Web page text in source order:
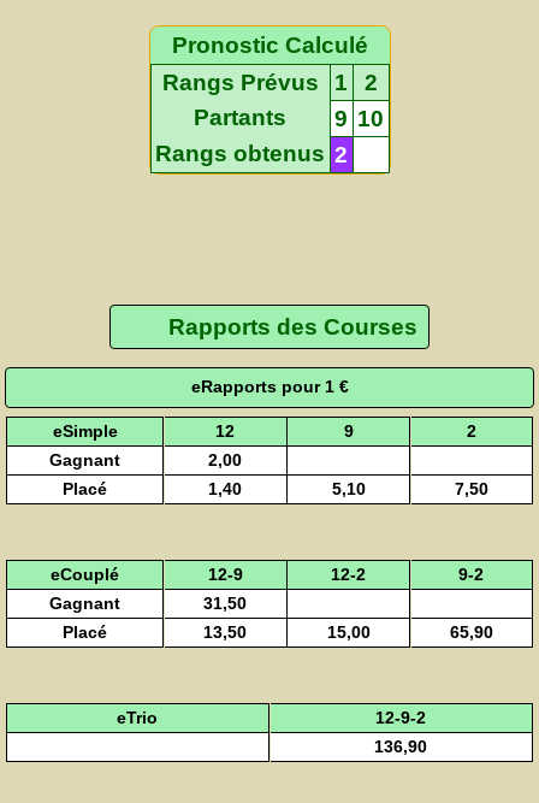
Pronostic Calculé
Rangs Prévus
1
2
Partants
9 10
Rangs obtenus 2
Rapports des Courses
eRapports pour 1 €
eSimple 12 9
2
Gagnant
2,00
Placé
1,40 5,10 7,50
eCouplé 12-9 12-2
9-2
Gagnant
31,50
Placé
13,50 15,00 65,90
eTrio
12-9-2
136,90